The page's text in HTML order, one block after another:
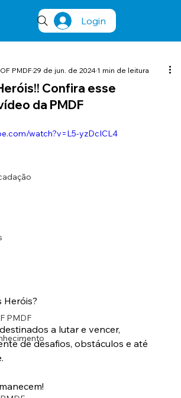
Login
PMDF
Confira esse
da PMDF
PMDF29 de jun. de 2024 1 min de leitura
watch?v=L5-yzDcICL4
Heróis?
a lutar e vencer,
de desafios, obstáculos e até